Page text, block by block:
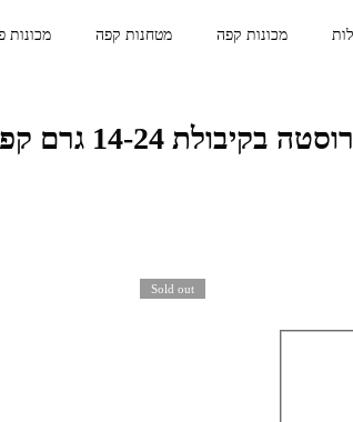
מכונות קפה מטחנות קפה מכונות
14-24 גרם קפה
Sold out